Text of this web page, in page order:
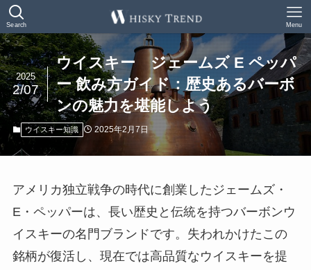
Search Menu
ウイスキー ジェームズ E ペッパ
ー 飲み方ガイド：歴史あるバーボ
ンの魅力を堪能しよう
2025
2/07
ウイスキー知識 2025年2月7日
アメリカ独立戦争の時代に創業したジェームズ・
E・ペッパーは、長い歴史と伝統を持つバーボンウ
イスキーの名門ブランドです。失われかけたこの
銘柄が復活し、現在では高品質なウイスキーを提